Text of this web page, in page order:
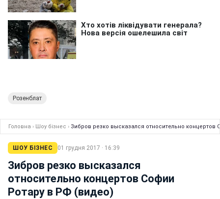
Розенблат
Головна › Шоу бізнес › Зибров резко высказался относительно
ШОУ БІЗНЕС 01 грудня 2017 · 16:39
Зибров резко высказался
относительно концертов Софии
Ротару в РФ (видео)